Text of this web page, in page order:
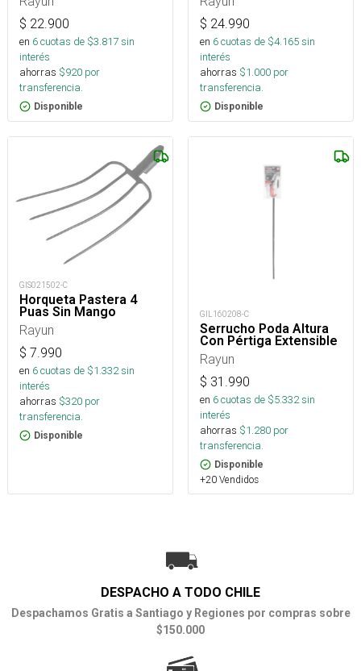
$ 22.900
en 6cuotas de $3.817sin
interés
ahorras $920 por
transferencia.
Disponible
$ 24.990
en 6cuotas de $4.165sin
interés
ahorras $1.000 por
transferencia.
Disponible
GIS021502-C
Horqueta Pastera 4
Puas Sin Mango
Rayun
$ 7.990
en 6cuotas de $1.332sin
interés
ahorras $320 por
transferencia.
Disponible
GIL160208-C
Serrucho Poda Altura
Con Pértiga Extensible
Rayun
$ 31.990
en 6cuotas de $5.332sin
interés
ahorras $1.280 por
transferencia.
Disponible
+20 Vendidos
DESPACHO A TODO CHILE
Despachamos Gratis a Santiago y Regiones por compras sobre
$150.000